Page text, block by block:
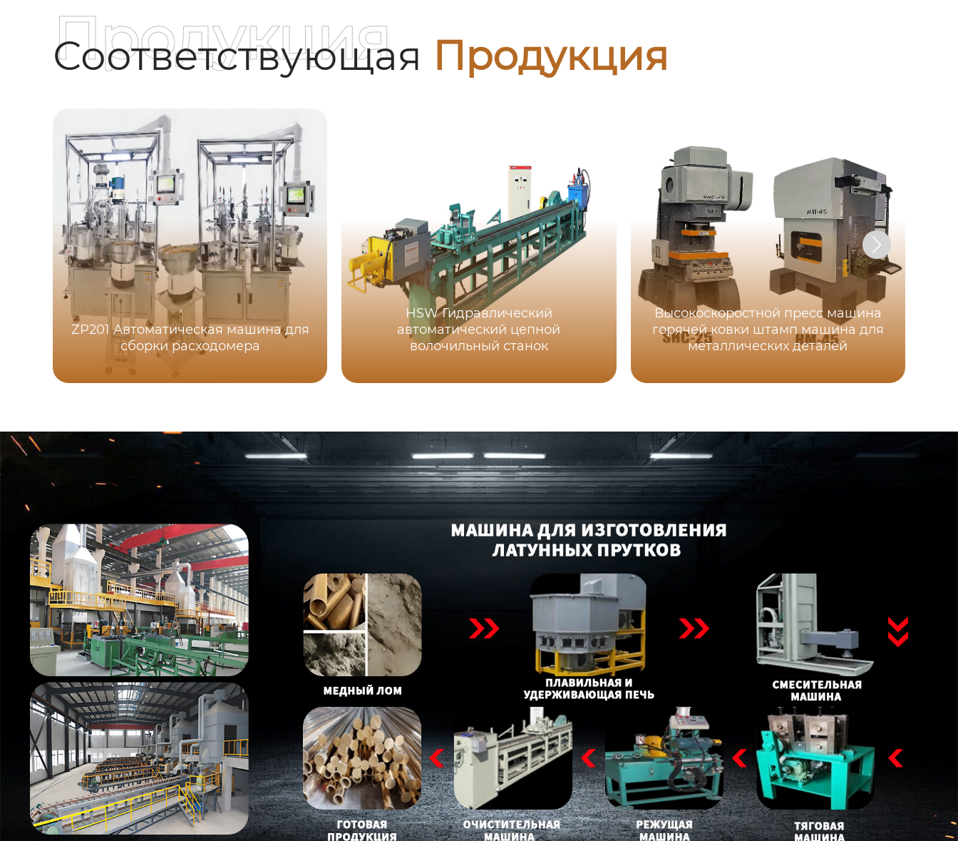
Соответствующая Продукция
Продукция
ZP201 Автоматическая машина для
сборки расходомера
HSW Гидравлический
автоматический цепной
волочильный станок
Высокоскоростной пресс машина
горячей ковки штамп машина для
металлических деталей